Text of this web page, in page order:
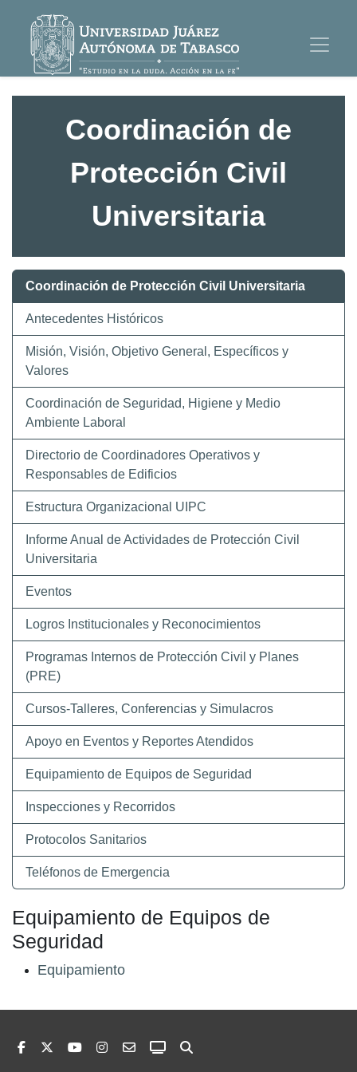
Coordinación de
Protección Civil
Universitaria
Coordinación de Protección Civil Universitaria
Antecedentes Históricos
Misión, Visión, Objetivo General, Específicos y
Valores
Coordinación de Seguridad, Higiene y Medio
Ambiente Laboral
Directorio de Coordinadores Operativos y
Responsables de Edificios
Estructura Organizacional UIPC
Informe Anual de Actividades de Protección Civil
Universitaria
Eventos
Logros Institucionales y Reconocimientos
Programas Internos de Protección Civil y Planes
(PRE)
Cursos-Talleres, Conferencias y Simulacros
Apoyo en Eventos y Reportes Atendidos
Equipamiento de Equipos de Seguridad
Inspecciones y Recorridos
Protocolos Sanitarios
Teléfonos de Emergencia
Equipamiento de Equipos de
Seguridad
Equipamiento